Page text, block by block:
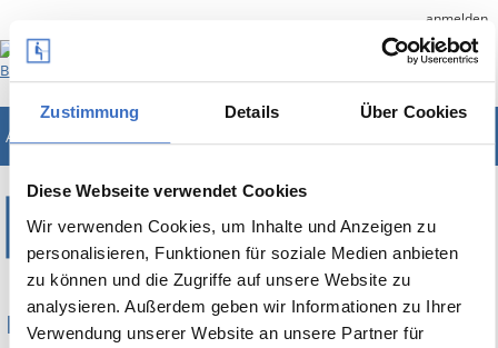
Zustimmung Details Über Cookies
Diese Webseite verwendet Cookies
Wir verwenden Cookies, um Inhalte und Anzeigen zu
personalisieren, Funktionen für soziale Medien anbieten
zu können und die Zugriffe auf unsere Website zu
analysieren. Außerdem geben wir Informationen zu Ihrer
Verwendung unserer Website an unsere Partner für
anmelden
ABES/Objects
ERP –UNTERNEHMENSLÖSUNG
FÜR BILDUNGSTRÄGER